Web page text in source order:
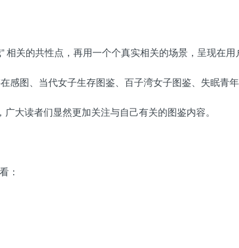
关的共性点，再用一个个真实相关的场景，呈现在
感图、当代女子生存图鉴、百子湾女子图鉴、失眠青
大读者们显然更加关注与自己有关的图鉴内容。
：